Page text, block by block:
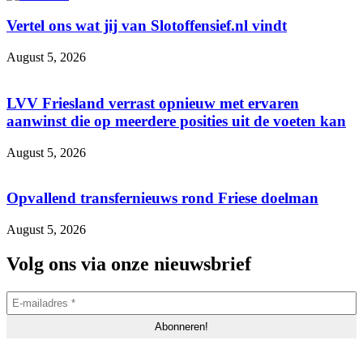
Vertel ons wat jij van Slotoffensief.nl vindt
August 5, 2026
LVV Friesland verrast opnieuw met ervaren
aanwinst die op meerdere posities uit de voeten kan
August 5, 2026
Opvallend transfernieuws rond Friese doelman
August 5, 2026
Volg ons via onze nieuwsbrief